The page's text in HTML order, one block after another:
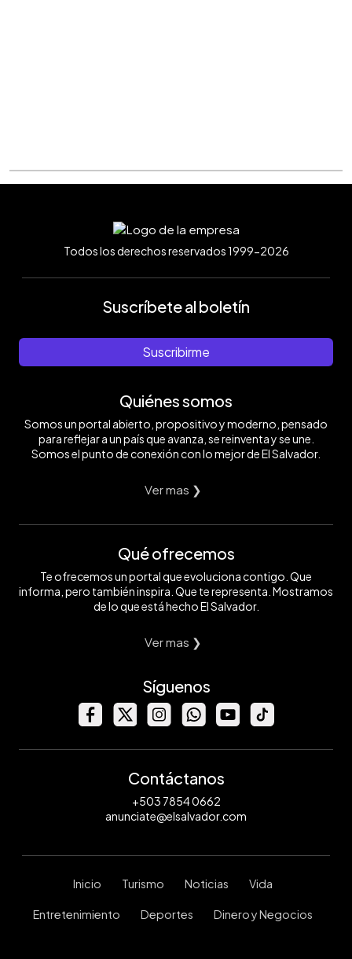
Todos los derechos reservados 1999-2026
Suscríbete al boletín
Suscribirme
Quiénes somos
Somos un portal abierto, propositivo y moderno, pensado
para reflejar a un país que avanza, se reinventa y se une.
Somos el punto de conexión con lo mejor de El Salvador.
Ver mas ❯
Qué ofrecemos
Te ofrecemos un portal que evoluciona contigo. Que
informa, pero también inspira. Que te representa. Mostramos
de lo que está hecho El Salvador.
Ver mas ❯
Síguenos
Contáctanos
+503 7854 0662
anunciate@elsalvador.com
Inicio Turismo Noticias Vida
Entretenimiento Deportes Dinero y Negocios